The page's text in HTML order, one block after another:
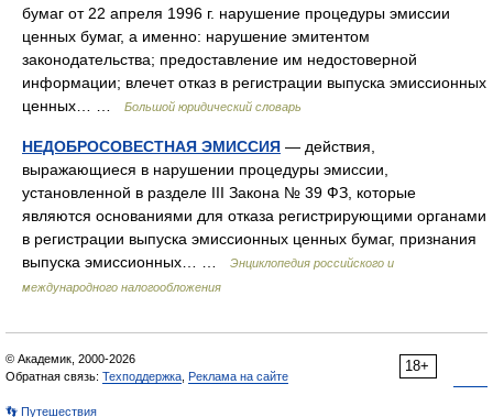
бумаг от 22 апреля 1996 г. нарушение процедуры эмиссии
ценных бумаг, а именно: нарушение эмитентом
законодательства; предоставление им недостоверной
информации; влечет отказ в регистрации выпуска эмиссионных
ценных… …
Большой юридический словарь
НЕДОБРОСОВЕСТНАЯ ЭМИССИЯ — действия,
выражающиеся в нарушении процедуры эмиссии,
установленной в разделе III Закона № 39 ФЗ, которые
являются основаниями для отказа регистрирующими органами
в регистрации выпуска эмиссионных ценных бумаг, признания
выпуска эмиссионных… …
Энциклопедия российского и
международного налогообложения
18+
© Академик, 2000-2026
Обратная связь: Техподдержка Реклама на сайте
👣 Путешествия